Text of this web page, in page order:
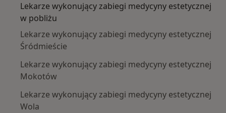
Lekarze wykonujący zabiegi medycyny estetycznej
w pobliżu
Lekarze wykonujący zabiegi medycyny estetycznej
Śródmieście
Lekarze wykonujący zabiegi medycyny estetycznej
Mokotów
Lekarze wykonujący zabiegi medycyny estetycznej
Wola